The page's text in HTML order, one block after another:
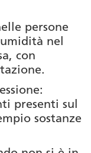
persone
nel
con
:
presenti sul
sostanze